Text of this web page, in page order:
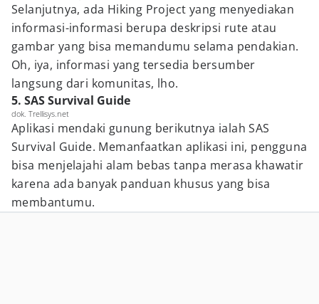
Selanjutnya, ada Hiking Project yang menyediakan
informasi-informasi berupa deskripsi rute atau
gambar yang bisa memandumu selama pendakian.
Oh, iya, informasi yang tersedia bersumber
langsung dari komunitas, lho.
5. SAS Survival Guide
dok. Trellisys.net
Aplikasi mendaki gunung berikutnya ialah SAS
Survival Guide. Memanfaatkan aplikasi ini, pengguna
bisa menjelajahi alam bebas tanpa merasa khawatir
karena ada banyak panduan khusus yang bisa
membantumu.